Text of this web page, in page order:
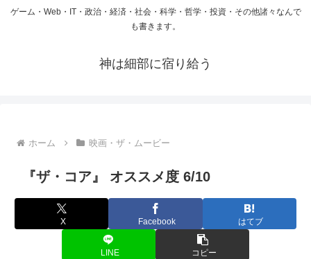
ゲーム・Web・IT・政治・経済・社会・科学・哲学・投資・その他諸々なんで
も書きます。
神は細部に宿り給う
ホーム 映画・ザ・ムービー
『ザ・コア』 オススメ度 6/10
X Facebook はてブ
LINE コピー